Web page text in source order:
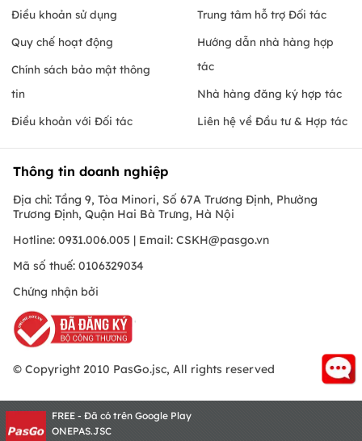
Điều khoản sử dụng
Quy chế hoạt động
Chính sách bảo mật thông
tin
Điều khoản với Đối tác
Trung tâm hỗ trợ Đối tác
Hướng dẫn nhà hàng hợp
tác
Nhà hàng đăng ký hợp tác
Liên hệ về Đầu tư & Hợp tác
Thông tin doanh nghiệp
Địa chỉ: Tầng 9, Tòa Minori, Số 67A Trương Định, Phường
Trương Định, Quận Hai Bà Trưng, Hà Nội
Hotline: 0931.006.005 | Email: CSKH@pasgo.vn
Mã số thuế: 0106329034
Chứng nhận bởi
© Copyright 2010 PasGo.jsc, All rights reserved
FREE - Đã có trên Google Play
ONEPAS.JSC